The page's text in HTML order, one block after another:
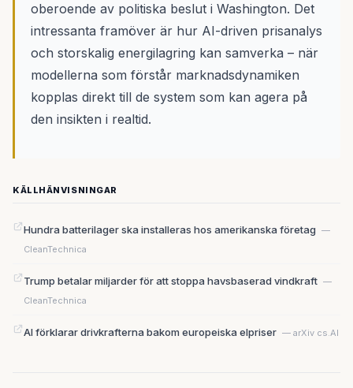
oberoende av politiska beslut i Washington. Det
intressanta framöver är hur AI-driven prisanalys
och storskalig energilagring kan samverka – när
modellerna som förstår marknadsdynamiken
kopplas direkt till de system som kan agera på
den insikten i realtid.
KÄLLHÄNVISNINGAR
Hundra batterilager ska installeras hos amerikanska företag —
CleanTechnica
Trump betalar miljarder för att stoppa havsbaserad vindkraft —
CleanTechnica
AI förklarar drivkrafterna bakom europeiska elpriser — arXiv cs.AI